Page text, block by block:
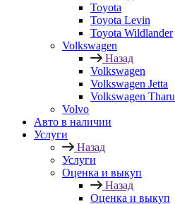
Toyota
Toyota Levin
Toyota Wildlander
Volkswagen
Назад
Volkswagen
Volkswagen Jetta
Volkswagen Tharu
Volvo
Авто в наличии
Услуги
Назад
Услуги
Оценка и выкуп
Назад
Оценка и выкуп